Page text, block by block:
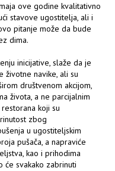
ove godine kvalitativno
stavove ugostitelja, ali i
pitanje može da bude
dima.
inicijative, slaže da je
navike, ali su
društvenom akcijom,
života, a ne parcijalnim
koji su
zbog
u ugostiteljskim
pušača, a napraviće
kao i prihodima
će svakako zabrinuti